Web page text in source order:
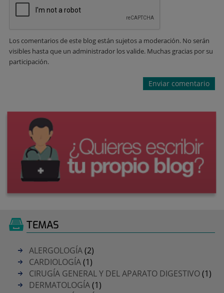
Los comentarios de este blog están sujetos a moderación. No serán
visibles hasta que un administrador los valide. Muchas gracias por su
participación.
TEMAS
ALERGOLOGÍA(2)
CARDIOLOGÍA(1)
CIRUGÍA GENERAL Y DEL APARATO DIGESTIVO(1)
DERMATOLOGÍA(1)